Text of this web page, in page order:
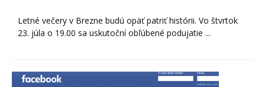
Letné večery v Brezne budú opäť patriť histórii. Vo štvrtok
23. júla o 19.00 sa uskutoční obľúbené podujatie ...